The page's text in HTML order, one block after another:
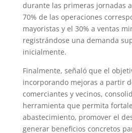
durante las primeras jornadas
70% de las operaciones
mayoristas y el 30% a ventas
registrándose una demanda
inicialmente.
Finalmente, señaló que el
incorporando mejoras a partir
comerciantes y vecinos,
herramienta que permita
abastecimiento, promover el
generar beneficios concretos